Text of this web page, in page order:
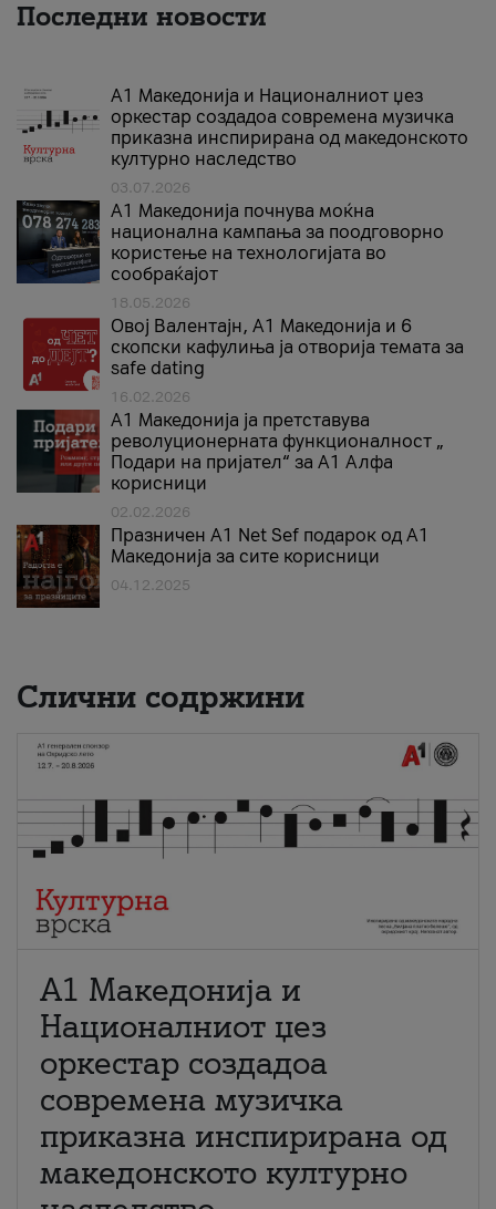
Последни новости
А1 Македонија и Националниот џез
оркестар создадоа современа музичка
приказна инспирирана од македонското
културно наследство
03.07.2026
A1 Македонија почнува моќна
национална кампања за поодговорно
користење на технологијата во
сообраќајот
18.05.2026
Овој Валентајн, A1 Македонија и 6
скопски кафулиња ја отворија темата за
safe dating
16.02.2026
А1 Македонија ја претставува
револуционерната функционалност „
Подари на пријател“ за А1 Алфа
корисници
02.02.2026
Празничен A1 Net Sеf подарок од А1
Македонија за сите корисници
04.12.2025
Слични содржини
А1 Македонија и
Националниот џез
оркестар создадоа
современа музичка
приказна инспирирана од
македонското културно